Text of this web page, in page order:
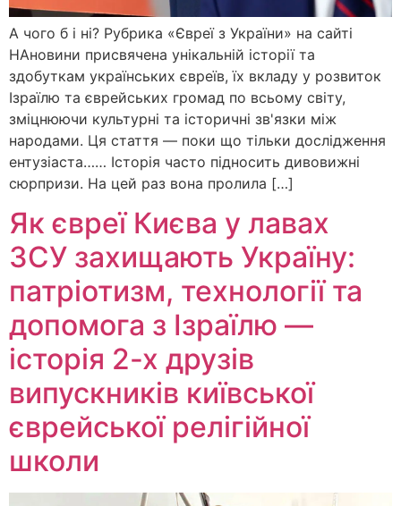
А чого б і ні? Рубрика «Євреї з України» на сайті
НАновини присвячена унікальній історії та
здобуткам українських євреїв, їх вкладу у розвиток
Ізраїлю та єврейських громад по всьому світу,
зміцнюючи культурні та історичні зв'язки між
народами. Ця стаття — поки що тільки дослідження
ентузіаста…… Історія часто підносить дивовижні
сюрпризи. На цей раз вона пролила […]
Як євреї Києва у лавах
ЗСУ захищають Україну:
патріотизм, технології та
допомога з Ізраїлю —
історія 2-х друзів
випускників київської
єврейської релігійної
школи